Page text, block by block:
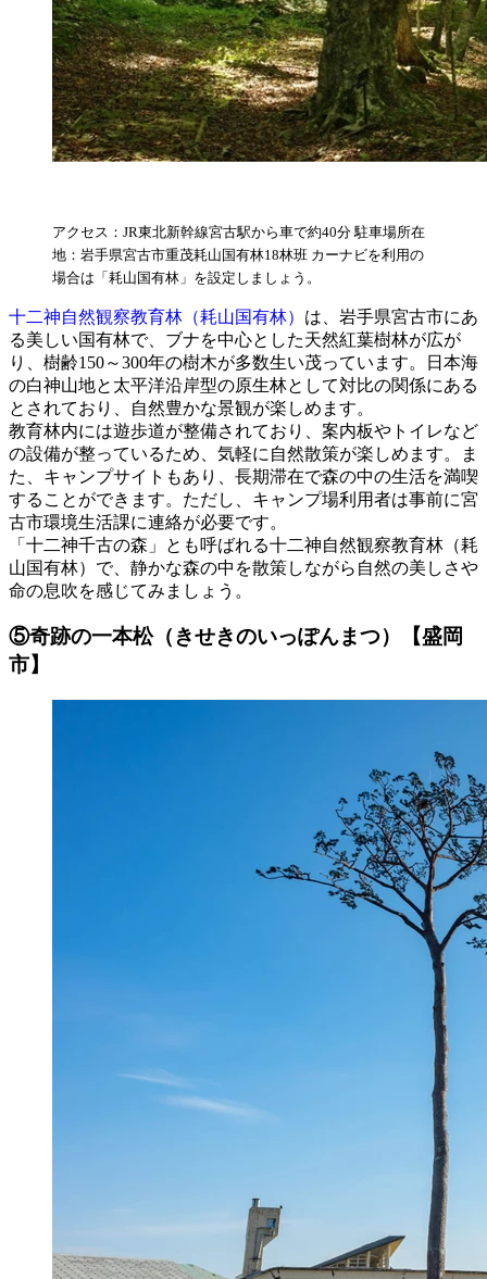
アクセス：JR東北新幹線宮古駅から車で約40分 駐車場所在
地：岩手県宮古市重茂耗山国有林18林班 カーナビを利用の
場合は「耗山国有林」を設定しましょう。
十二神自然観察教育林（耗山国有林） は、岩手県宮古市にあ
る美しい国有林で、ブナを中心とした天然紅葉樹林が広が
り、樹齢150～300年の樹木が多数生い茂っています。日本海
の白神山地と太平洋沿岸型の原生林として対比の関係にある
とされており、自然豊かな景観が楽しめます。
教育林内には遊歩道が整備されており、案内板やトイレなど
の設備が整っているため、気軽に自然散策が楽しめます。ま
た、キャンプサイトもあり、長期滞在で森の中の生活を満喫
することができます。ただし、キャンプ場利用者は事前に宮
古市環境生活課に連絡が必要です。
「十二神千古の森」とも呼ばれる十二神自然観察教育林（耗
山国有林）で、静かな森の中を散策しながら自然の美しさや
命の息吹を感じてみましょう。
⑤奇跡の一本松（きせきのいっぽんまつ）【盛岡
市】